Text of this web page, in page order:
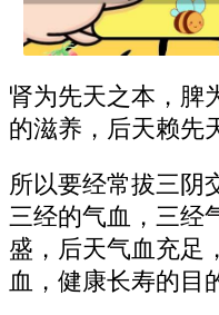
肾为先天之本，脾
的滋养，后天赖先
所以要经常拔三阴
三经的气血，三经
盛，后天气血充足
血，健康长寿的目